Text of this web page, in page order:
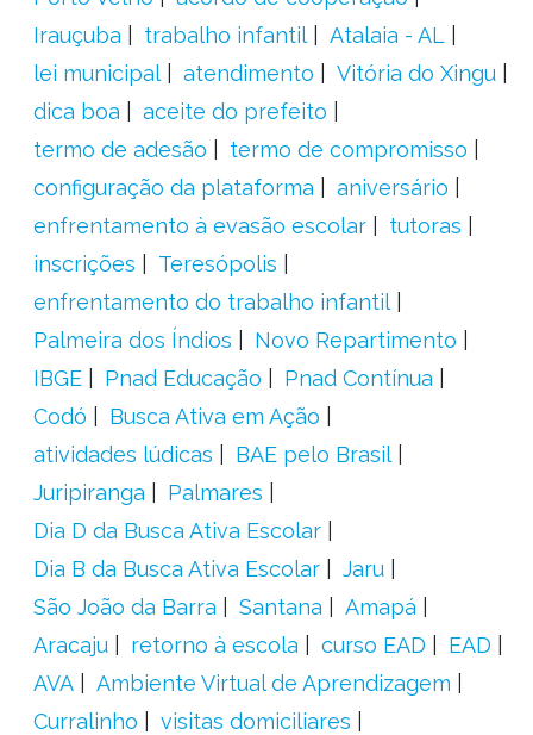
Irauçuba
trabalho infantil
Atalaia - AL
lei municipal
atendimento
Vitória do Xingu
dica boa
aceite do prefeito
termo de adesão
termo de compromisso
configuração da plataforma
aniversário
enfrentamento à evasão escolar
tutoras
inscrições
Teresópolis
enfrentamento do trabalho infantil
Palmeira dos Índios
Novo Repartimento
IBGE
Pnad Educação
Pnad Contínua
Codó
Busca Ativa em Ação
atividades lúdicas
BAE pelo Brasil
Juripiranga
Palmares
Dia D da Busca Ativa Escolar
Dia B da Busca Ativa Escolar
Jaru
São João da Barra
Santana
Amapá
Aracaju
retorno à escola curso EAD
EAD
AVA
Ambiente Virtual de Aprendizagem
Curralinho
visitas domiciliares